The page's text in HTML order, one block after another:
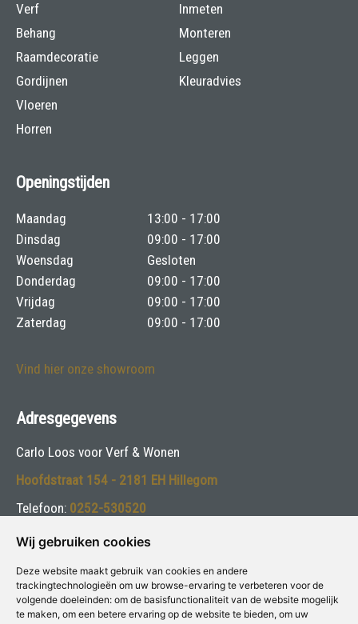
Wij gebruiken cookies
Deze website maakt gebruik van cookies en andere
trackingtechnologieën om uw browse-ervaring te verbeteren voor de
volgende doeleinden: om de basisfunctionaliteit van de website mogelijk
te maken, om een betere ervaring op de website te bieden, om uw
Verf
Behang
Raamdecoratie
Gordijnen
Vloeren
Horren
Inmeten
Monteren
Leggen
Kleuradvies
Openingstijden
Maandag
13:00 - 17:00
Dinsdag
09:00 - 17:00
Woensdag
Gesloten
Donderdag
09:00 - 17:00
Vrijdag
09:00 - 17:00
Zaterdag
09:00 - 17:00
Vind hier onze showroom
Adresgegevens
Carlo Loos voor Verf & Wonen
Hoofdstraat 154 - 2181 EH Hillegom
Telefoon: 0252-530520
E-mail:info@carloloos.nl
Volg ons: